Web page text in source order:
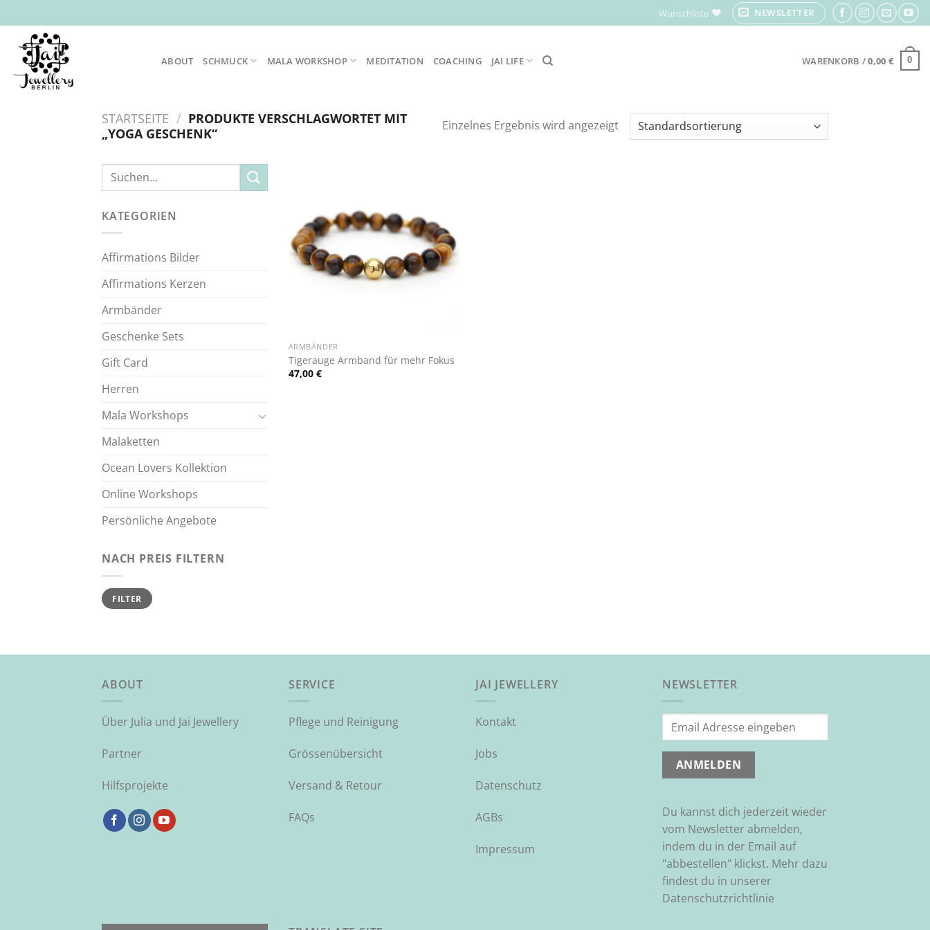
Inhalt
springen
Wunschliste NEWSLETTER
ABOUT SCHMUCK MALA WORKSHOP MEDITATION COACHING JAI LIFE WARENKORB /0,00 € 0
STARTSEITE / PRODUKTE VERSCHLAGWORTET MIT
„YOGA GESCHENK“
Einzelnes Ergebnis wird angezeigt
Suche
nach:
KATEGORIEN
Affirmations Bilder
Affirmations Kerzen
Armbänder
Geschenke Sets
Gift Card
Herren
Mala Workshops
Malaketten
Ocean Lovers Kollektion
Online Workshops
Persönliche Angebote
NACH PREIS FILTERN
Min.
Preis
Max.
PreisFILTER
hinzufügen
ARMBÄNDER
Tigerauge Armband für mehr Fokus
47,00 €
ABOUT
Über Julia und Jai Jewellery
Partner
Hilfsprojekte
SERVICE
Pflege und Reinigung
Grössenübersicht
Versand & Retour
FAQs
JAI JEWELLERY
Kontakt
Jobs
Datenschutz
AGBs
Impressum
NEWSLETTER
Du kannst dich jederzeit wieder
vom Newsletter abmelden,
indem du in der Email auf
"abbestellen" klickst. Mehr dazu
findest du in unserer
Datenschutzrichtlinie